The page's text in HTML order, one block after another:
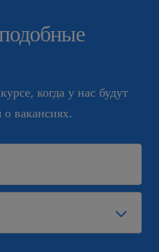
когда у нас будут
вакансиях.